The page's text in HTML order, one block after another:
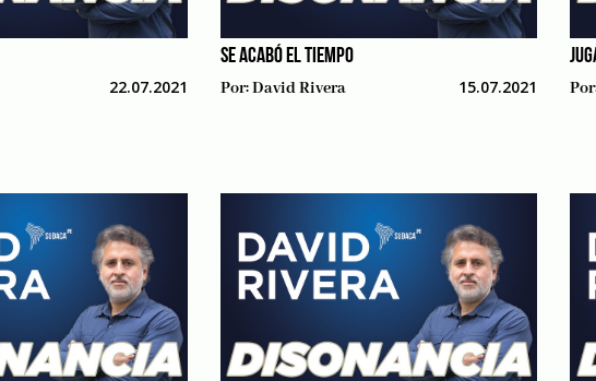
22.07.2021
SE ACABÓ EL TIEMPO
Por:David Rivera 15.07.2021